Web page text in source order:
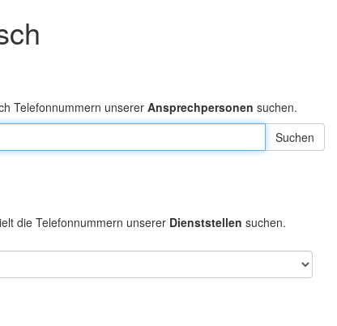
Telefonnummern unserer Ansprechpersonen suchen.
die Telefonnummern unserer Dienststellen suchen.